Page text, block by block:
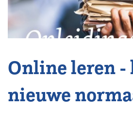
Contact
Online leren -
nieuwe